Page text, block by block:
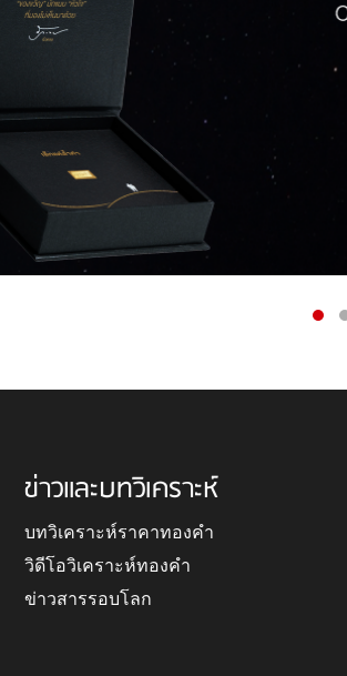
ข่าวและบทวิเคราะห์
บทวิเคราะห์ราคาทองคำ
วิดีโอวิเคราะห์ทองคำ
ข่าวสารรอบโลก